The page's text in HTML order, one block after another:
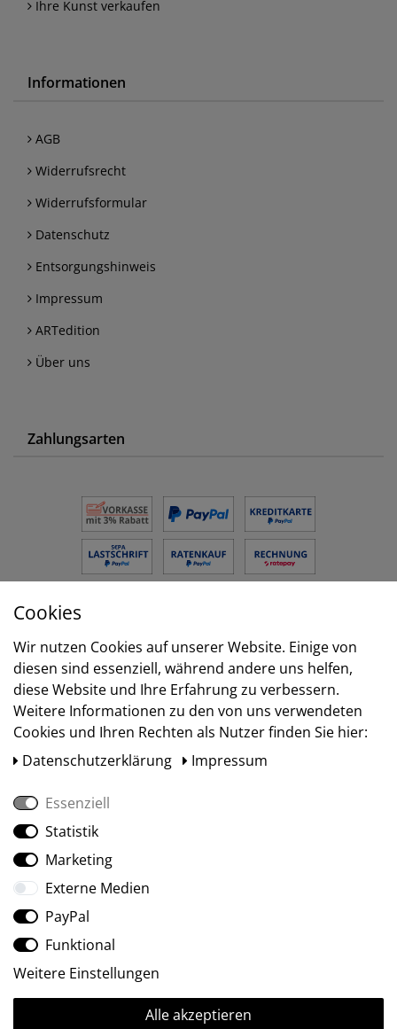
Ihre Kunst verkaufen
Informationen
AGB
Widerrufsrecht
Widerrufsformular
Datenschutz
Entsorgungshinweis
Impressum
ARTedition
Über uns
Zahlungsarten
Versand
Social Media
Ⓒ2009-2026 ARTland GmbH • Alle Rechte vorbehalten.
Cookies
Wir nutzen Cookies auf unserer Website. Einige von
diesen sind essenziell, während andere uns helfen,
diese Website und Ihre Erfahrung zu verbessern.
Weitere Informationen zu den von uns verwendeten
Cookies und Ihren Rechten als Nutzer finden Sie hier:
Daten­schutz­erklärung
Impressum
Essenziell
Statistik
Marketing
Externe Medien
PayPal
Funktional
Weitere Einstellungen
Alle akzeptieren